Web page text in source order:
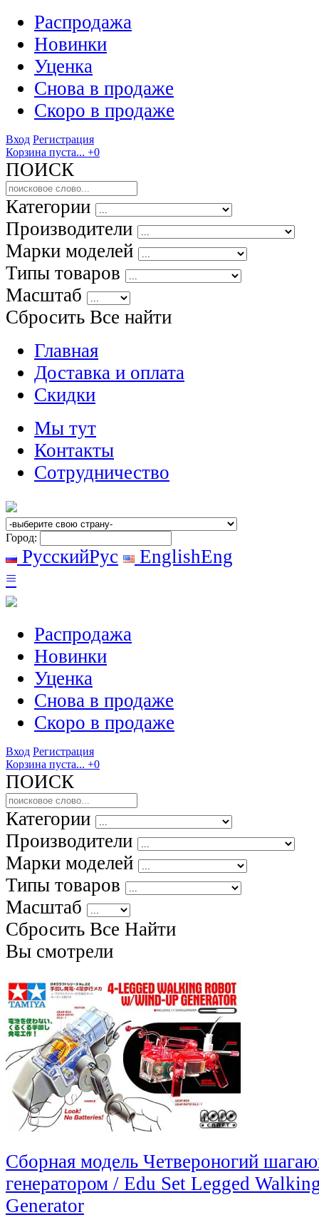
Распродажа
Новинки
Уценка
Снова в продаже
Скоро в продаже
Вход Регистрация
Корзина пуста... +0
ПОИСК
Категории
Производители
Марки моделей
Типы товаров
Масштаб
Сбросить Все найти
Главная
Доставка и оплата
Скидки
Мы тут
Контакты
Сотрудничество
Город:
РусскийРус EnglishEng
≡
Распродажа
Новинки
Уценка
Снова в продаже
Скоро в продаже
Вход Регистрация
Корзина пуста... +0
ПОИСК
Категории
Производители
Марки моделей
Типы товаров
Масштаб
Сбросить Все Найти
Вы смотрели
Сборная модель Четвероногий
генератором / Edu Set Legged
Generator